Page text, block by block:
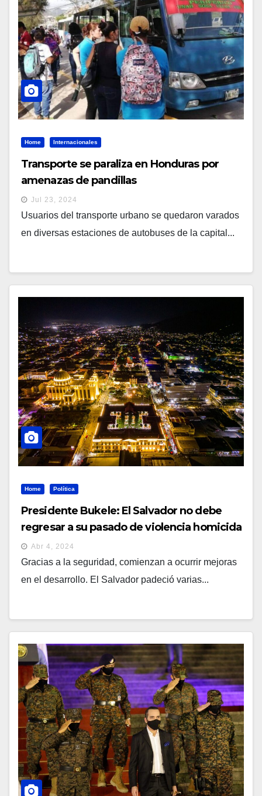
Home Internacionales
Transporte se paraliza en Honduras por
amenazas de pandillas
Jul 23, 2024
Usuarios del transporte urbano se quedaron varados
en diversas estaciones de autobuses de la capital...
Home Política
Presidente Bukele: El Salvador no debe
regresar a su pasado de violencia homicida
Abr 4, 2024
Gracias a la seguridad, comienzan a ocurrir mejoras
en el desarrollo. El Salvador padeció varias...